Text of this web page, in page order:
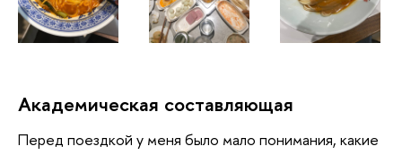
Академическая составляющая
Перед поездкой у меня было мало понимания, какие